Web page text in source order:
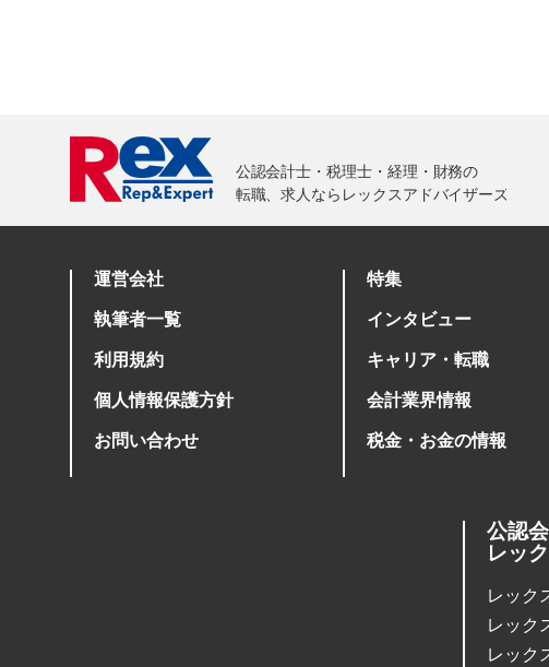
運営会社
執筆者一覧
利用規約
個人情報保護方針
お問い合わせ
特集
インタビュー
キャリア・転職
会計業界情報
税金・お金の情報
公認
レッ
レック
レック
レック